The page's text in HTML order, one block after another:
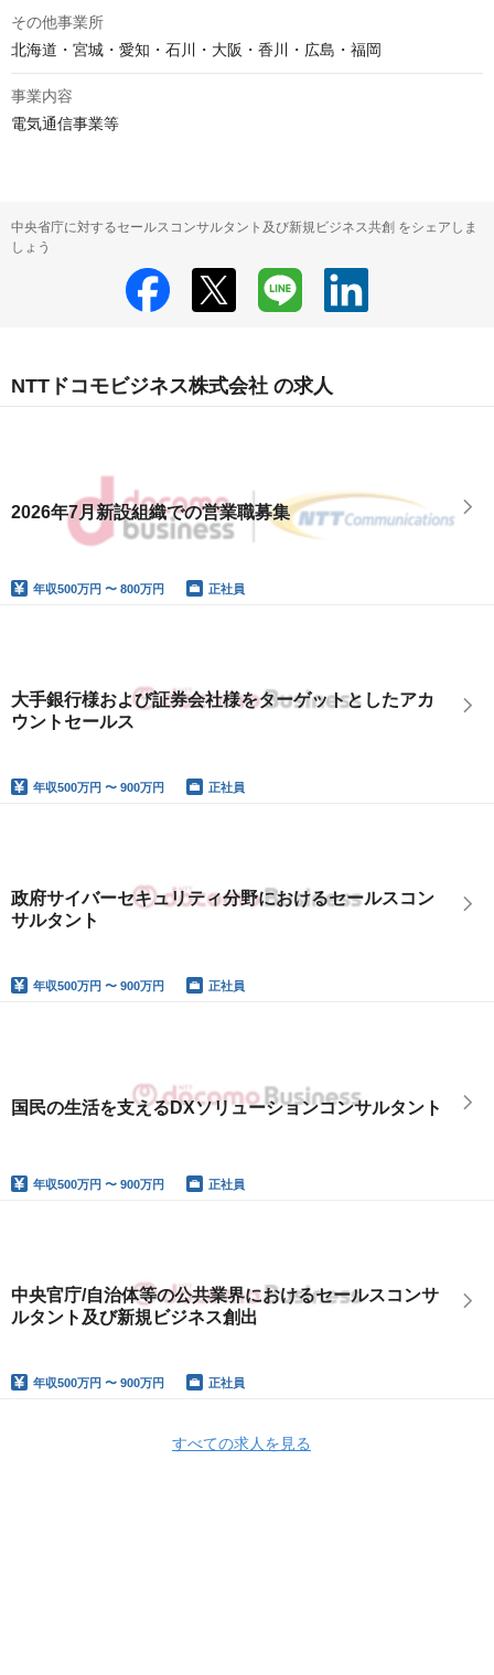
その他事業所
北海道・宮城・愛知・石川・大阪・香川・広島・福岡
事業内容
電気通信事業等
中央省庁に対するセールスコンサルタント及び新規ビジネス共創 をシェアしま
しょう
NTTドコモビジネス株式会社 の求人
2026年7月新設組織での営業職募集
年収500万円 〜 800万円 正社員
大手銀行様および証券会社様をターゲットとしたアカ
ウントセールス
年収500万円 〜 900万円 正社員
政府サイバーセキュリティ分野におけるセールスコン
サルタント
年収500万円 〜 900万円 正社員
国民の生活を支えるDXソリューションコンサルタント
年収500万円 〜 900万円 正社員
中央官庁/自治体等の公共業界におけるセールスコンサ
ルタント及び新規ビジネス創出
年収500万円 〜 900万円 正社員
すべての求人を見る